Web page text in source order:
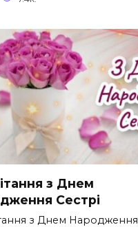
з Днем
Сестрі
з Днем Народження